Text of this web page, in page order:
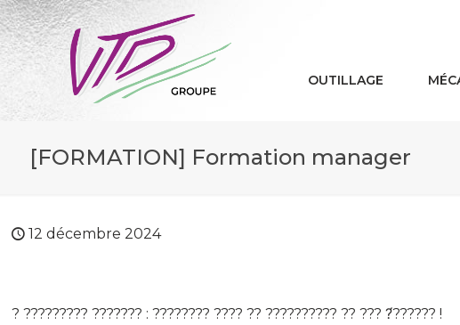
OUTILLAGE
[FORMATION] Formation manager
12 décembre 2024
? ????????? ??????? : ???????? ???? ?? ?????????? ?? ??? ?́?????? !